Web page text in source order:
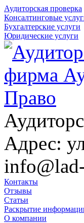
Аудиторская проверка
Консалтинговые
Бухгалтерские услуги
Юридические услуги
Адрес:
Контакты
Отзывы
Статьи
Раскрытие
О компании